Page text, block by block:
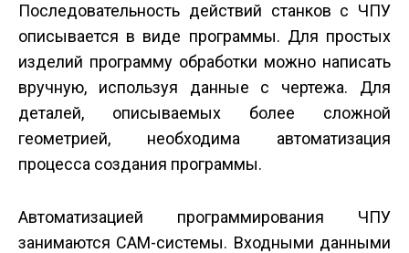
Последовательность действий станков с ЧПУ
описывается в виде программы. Для простых
изделий программу обработки можно написать
вручную, используя данные с чертежа. Для
деталей, описываемых более сложной
геометрией, необходима автоматизация
процесса создания программы.
Автоматизацией программирования ЧПУ
занимаются CAM-системы. Входными данными